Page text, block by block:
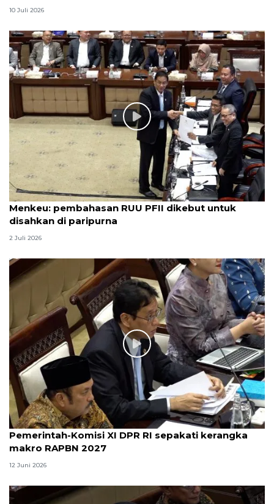
10 Juli 2026
Menkeu: pembahasan RUU PFII dikebut untuk
disahkan di paripurna
2 Juli 2026
Pemerintah-Komisi XI DPR RI sepakati kerangka
makro RAPBN 2027
12 Juni 2026